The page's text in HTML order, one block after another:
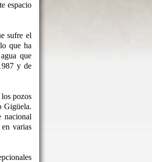
espacio
sufre el
que ha
que
y de
pozos
Gigüela.
nacional
varias